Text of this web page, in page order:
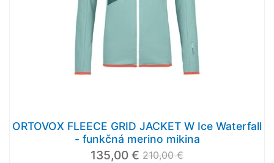
ORTOVOX FLEECE GRID JACKET W Ice Waterfall
- funkčná merino mikina
135,00 € 210,00 €